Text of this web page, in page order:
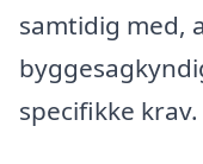
samtidig med,
specifikke krav.